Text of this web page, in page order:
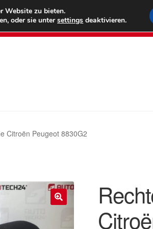
(800)
Citroën Peugeot 8830G2
Website zu bieten.
oder sie untersettings deaktivieren.